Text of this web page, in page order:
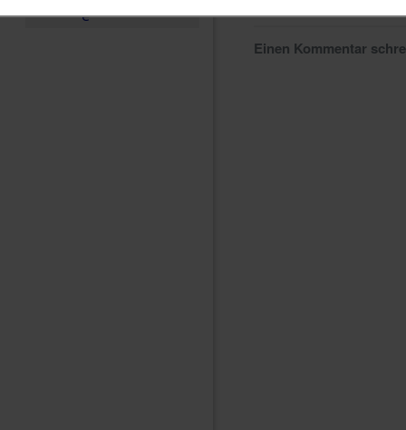
e
Einen Kommentar